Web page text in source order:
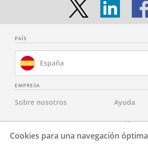
PAÍS
España
Francia
EMPRESA
Sobre nosotros
Contacta con nosotros
Ayuda
Tarifas
Cookies para una navegación óptima